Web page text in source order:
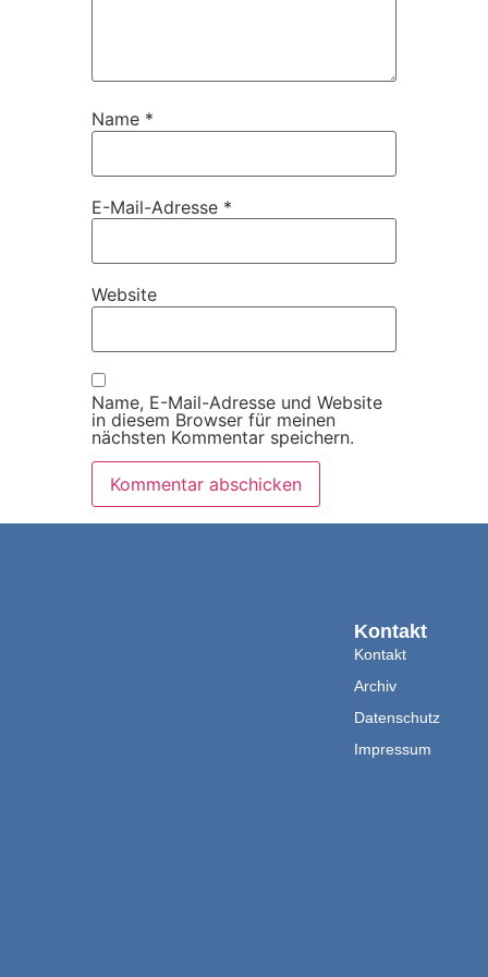
Name *
E-Mail-Adresse *
Website
Name, E-Mail-Adresse und Website
in diesem Browser für meinen
nächsten Kommentar speichern.
Kontakt
Kontakt
Archiv
Datenschutz
Impressum